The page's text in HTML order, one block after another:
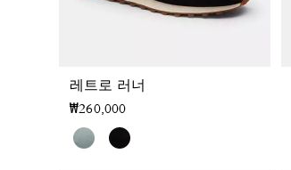
레트로 러너
₩260,000